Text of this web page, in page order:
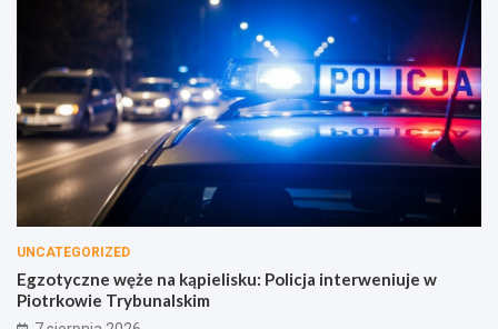
UNCATEGORIZED
Egzotyczne węże na kąpielisku: Policja interweniuje w
Piotrkowie Trybunalskim